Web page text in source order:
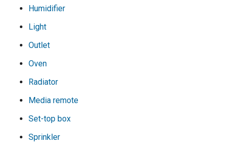
Humidifier
Light
Outlet
Oven
Radiator
Media remote
Set-top box
Sprinkler